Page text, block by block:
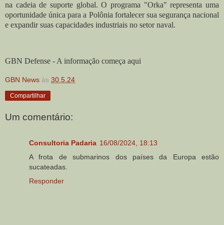
na cadeia de suporte global. O programa "Orka" representa uma
oportunidade única para a Polônia fortalecer sua segurança nacional
e expandir suas capacidades industriais no setor naval.
GBN Defense - A informação começa aqui
GBN News às 30.5.24
Compartilhar
Um comentário:
Consultoria Padaria 16/08/2024, 18:13
A frota de submarinos dos países da Europa estão
sucateadas.
Responder